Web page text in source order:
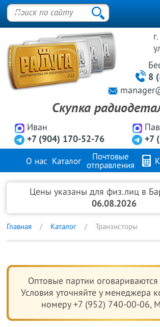
Иван
+7 (904) 170-52-76
+7
8
Скупка
О нас Каталог
Почтовые
отправления
Продажа металлов
Цены указаны для физ.лиц в
06.08.2026
Главная Каталог Транзисторы
Оптовые партии оговариваются
Условия уточняйте у менеджера
номеру +7 (952) 740-00-06,